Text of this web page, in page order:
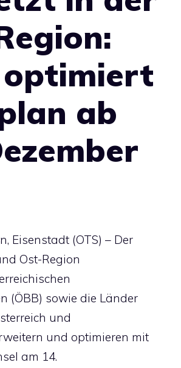
optimiert
ab
Eisenstadt (OTS) – Der
Ost-Region
(ÖBB) sowie die Länder
und
und optimieren mit
am 14.